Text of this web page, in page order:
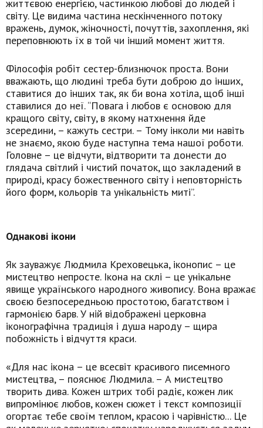
життєвою енергією, частинкою любові до людей і
світу. Це видима частина нескінченного потоку
вражень, думок, жіночності, почуттів, захоплення, які
переповнюють їх в той чи інший момент життя.
Філософія робіт сестер-близнючок проста. Вони
вважають, що людині треба бути доброю до інших,
ставитися до інших так, як би вона хотіла, щоб інші
ставилися до неї. “Повага і любов є основою для
кращого світу, світу, в якому натхнення йде
зсередини, – кажуть сестри. – Тому інколи ми навіть
не знаємо, якою буде наступна тема нашої роботи.
Головне – це відчути, відтворити та донести до
глядача світлий і чистий початок, що закладений в
природі, красу божественного світу і неповторність
його форм, кольорів та унікальність миті”.
Однакові ікони
Як зауважує Людмила Креховецька, іконопис – це
мистецтво непросте. Ікона на склі – це унікальне
явище українського народного живопису. Вона вражає
своєю безпосередньою простотою, багатством і
гармонією барв. У ній відображені церковна
іконографічна традиція і душа народу – щира
побожність і відчуття краси.
«Для нас ікона – це всесвіт красивого писемного
мистецтва, – пояснює Людмила. – А мистецтво
творить дива. Кожен штрих тобі радіє, кожен лик
випромінює любов, кожен сюжет і текст композиції
огортає тебе своїм теплом, красою і чарівністю... Це